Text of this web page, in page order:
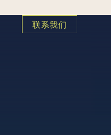
联系我们